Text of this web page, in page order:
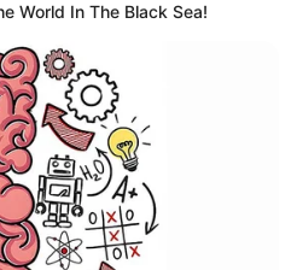
FIESTAS EN CARTAGENA
Fiestas de Independencia
generaron $328.000
millones e impulsaron la
economía local de
Cartagena
SEMANA SANTA
World In The Black Sea!